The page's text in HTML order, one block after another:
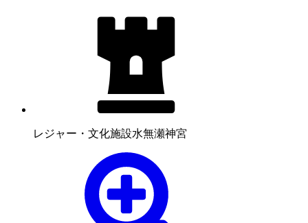
レジャー・文化施設水無瀬神宮